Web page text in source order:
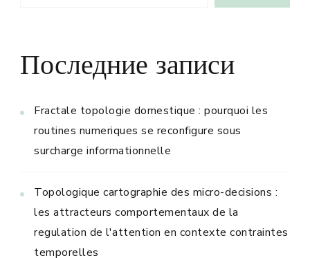
Последние записи
Fractale topologie domestique : pourquoi les
routines numeriques se reconfigure sous
surcharge informationnelle
Topologique cartographie des micro-decisions :
les attracteurs comportementaux de la
regulation de l'attention en contexte contraintes
temporelles